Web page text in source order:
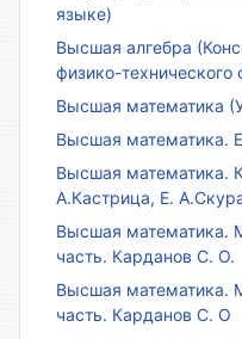
языке)
Высшая алгебра
физико-технического
Высшая математика
Высшая математика.
Высшая математика.
А.Кастрица, Е.
Высшая математика.
часть. Карданов С. О.
Высшая математика.
часть. Карданов С. О